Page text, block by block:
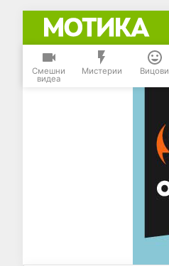
Смешни
видеа
Мистерии Вицови